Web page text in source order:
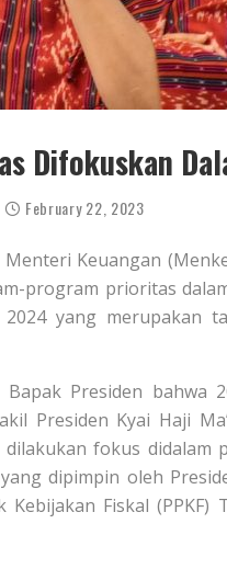
Difokuskan
February 22, 2023
Keuangan
program prioritas
yang merupakan
Bapak Presiden
Presiden Kyai Haji
fokus didalam
dipimpin oleh
Kebijakan Fiskal